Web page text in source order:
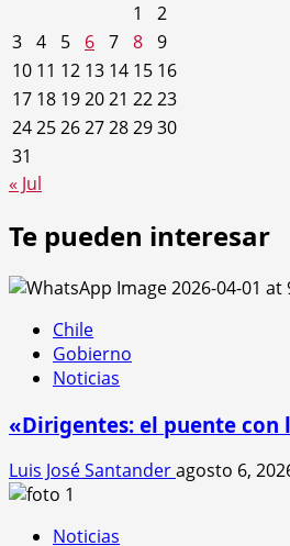
1
2
3 4 5 6 7 8 9
10 11 12 13 14 15 16
17 18 192021 2223
24252627282930
31
« Jul
Te pueden interesar
Chile
Gobierno
Noticias
«Dirigentes: el puente con
Luis José Santanderagosto 6,
Noticias